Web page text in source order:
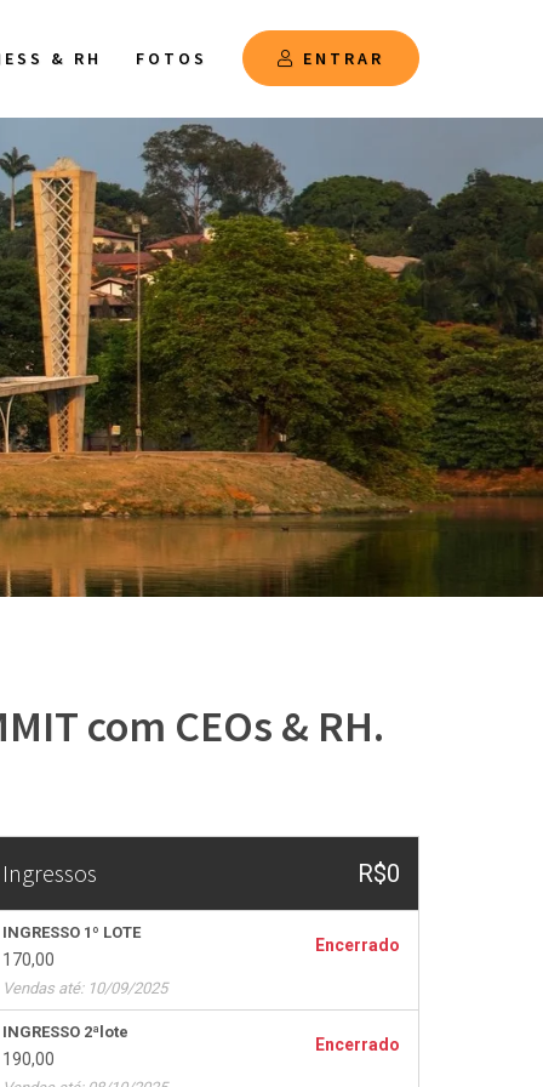
& RH FOTOS ENTRAR
com CEOs & RH.
R$0
Ingressos
INGRESSO 1º LOTE
170,00
Vendas até: 10/09/2025
Encerrado
INGRESSO 2ªlote
190,00
Encerrado